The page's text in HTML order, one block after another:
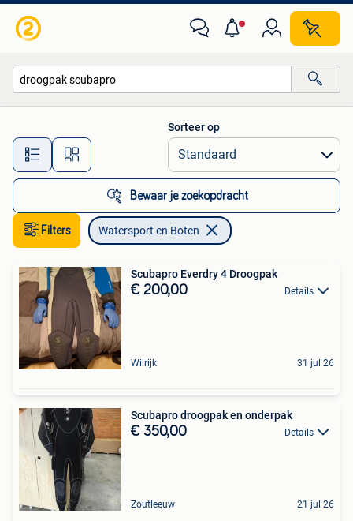
Alle afstanden…
Sorteer op
Bewaar je zoekopdracht
Filters Watersport en Boten
Scubapro Everdry 4 Droogpak
€ 200,00 Details
Wilrijk 31 jul 26
Scubapro droogpak en onderpak
€ 350,00 Details
Zoutleeuw 21 jul 26